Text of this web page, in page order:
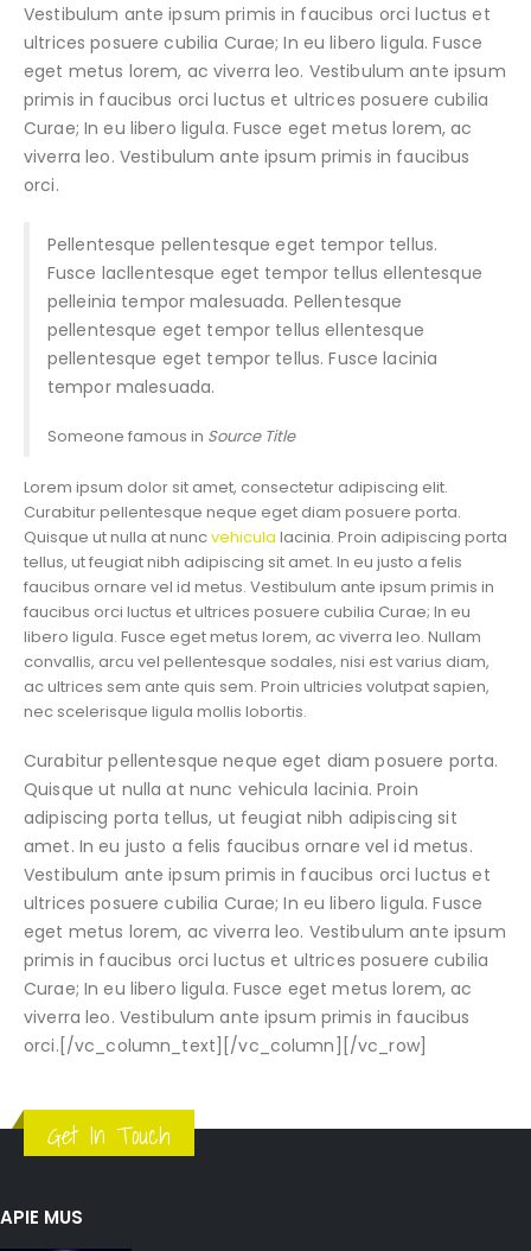
Vestibulum ante ipsum primis in faucibus orci luctus et
ultrices posuere cubilia Curae; In eu libero ligula. Fusce
eget metus lorem, ac viverra leo. Vestibulum ante ipsum
primis in faucibus orci luctus et ultrices posuere cubilia
Curae; In eu libero ligula. Fusce eget metus lorem, ac
viverra leo. Vestibulum ante ipsum primis in faucibus
orci.
Pellentesque pellentesque eget tempor tellus.
Fusce lacllentesque eget tempor tellus ellentesque
pelleinia tempor malesuada. Pellentesque
pellentesque eget tempor tellus ellentesque
pellentesque eget tempor tellus. Fusce lacinia
tempor malesuada.
Someone famous in Source Title
Lorem ipsum dolor sit amet, consectetur adipiscing elit.
Curabitur pellentesque neque eget diam posuere porta.
Quisque ut nulla at nuncvehicula lacinia. Proin adipiscing porta
tellus, ut feugiat nibh adipiscing sit amet. In eu justo a felis
faucibus ornare vel id metus. Vestibulum ante ipsum primis in
faucibus orci luctus et ultrices posuere cubilia Curae; In eu
libero ligula. Fusce eget metus lorem, ac viverra leo. Nullam
convallis, arcu vel pellentesque sodales, nisi est varius diam,
ac ultrices sem ante quis sem. Proin ultricies volutpat sapien,
nec scelerisque ligula mollis lobortis.
Curabitur pellentesque neque eget diam posuere porta.
Quisque ut nulla at nunc vehicula lacinia. Proin
adipiscing porta tellus, ut feugiat nibh adipiscing sit
amet. In eu justo a felis faucibus ornare vel id metus.
Vestibulum ante ipsum primis in faucibus orci luctus et
ultrices posuere cubilia Curae; In eu libero ligula. Fusce
eget metus lorem, ac viverra leo. Vestibulum ante ipsum
primis in faucibus orci luctus et ultrices posuere cubilia
Curae; In eu libero ligula. Fusce eget metus lorem, ac
viverra leo. Vestibulum ante ipsum primis in faucibus
orci.[/vc_column_text][/vc_column][/vc_row]
Get In Touch
APIE MUS